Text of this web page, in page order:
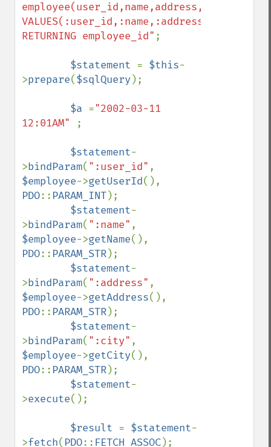
employee(user_id,name,address,city)
VALUES(:user_id,:name,:address,:city)
RETURNING employee_id" ;
$statement = $this-
>prepare($sqlQuery );
$a ="2002-03-11
12:01AM"
;
$statement-
>bindParam( ":user_id"
$employee->getUserId
PDO:: PARAM_INT);
$statement-
>bindParam( ":name"
$employee->getName
PDO:: PARAM_STR);
$statement-
>bindParam( ":address"
$employee->getAddress
PDO:: PARAM_STR);
$statement-
>bindParam( ":city"
$employee->getCity
PDO:: PARAM_STR);
$statement-
>execute();
$result = $statement-
>fetch( PDO:: FETCH_ASSOC);